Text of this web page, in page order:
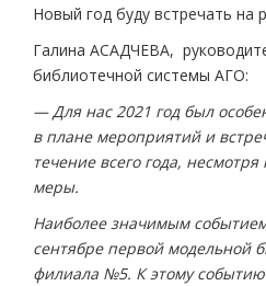
Новый год буду встречать на
Галина АСАДЧЕВА,
библиотечной системы АГО:
— Для нас 2021 год был
в плане мероприятий и
течение всего года,
меры.
Наиболее значимым
сентябре первой модельной
филиала №5. К этому